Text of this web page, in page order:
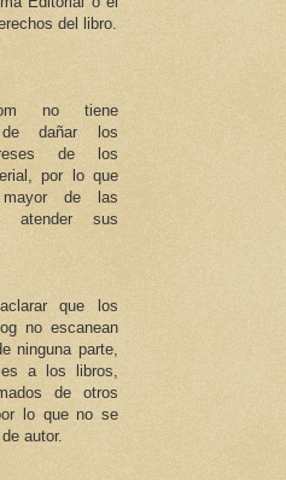
del libro.
no tiene
de dañar los
de los
por lo que
de las
atender sus
que los
no escanean
ninguna parte,
a los libros,
de otros
lo que no se
autor.